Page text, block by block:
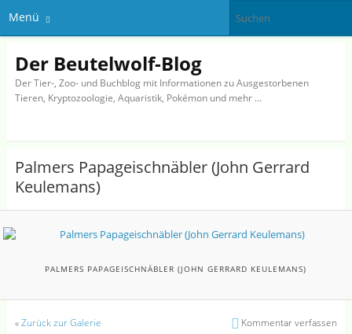
Menü
Der Beutelwolf-Blog
Der Tier-, Zoo- und Buchblog mit Informationen zu Ausgestorbenen
Tieren, Kryptozoologie, Aquaristik, Pokémon und mehr …
Palmers Papageischnäbler (John Gerrard
Keulemans)
PALMERS PAPAGEISCHNÄBLER (JOHN GERRARD KEULEMANS)
«Zurück zur Galerie Kommentar verfassen